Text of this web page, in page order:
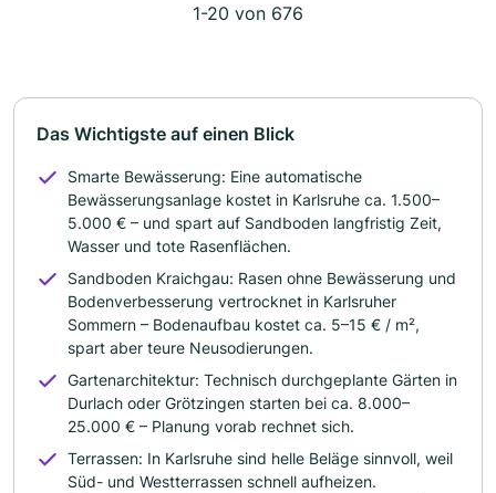
1-20 von 676
Das Wichtigste auf einen Blick
Smarte Bewässerung: Eine automatische
Bewässerungsanlage kostet in Karlsruhe ca. 1.500–
5.000 € – und spart auf Sandboden langfristig Zeit,
Wasser und tote Rasenflächen.
Sandboden Kraichgau: Rasen ohne Bewässerung und
Bodenverbesserung vertrocknet in Karlsruher
Sommern – Bodenaufbau kostet ca. 5–15 € / m²,
spart aber teure Neusodierungen.
Gartenarchitektur: Technisch durchgeplante Gärten in
Durlach oder Grötzingen starten bei ca. 8.000–
25.000 € – Planung vorab rechnet sich.
Terrassen: In Karlsruhe sind helle Beläge sinnvoll, weil
Süd- und Westterrassen schnell aufheizen.